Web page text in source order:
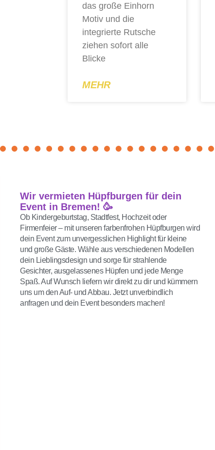
das große Einhorn
Motiv und die
integrierte Rutsche
ziehen sofort alle
Blicke
MEHR
Wir vermieten Hüpfburgen für dein
Event in Bremen! 🥳
Ob Kindergeburtstag, Stadtfest, Hochzeit oder
Firmenfeier – mit unseren farbenfrohen Hüpfburgen wird
dein Event zum unvergesslichen Highlight für kleine
und große Gäste. Wähle aus verschiedenen Modellen
dein Lieblingsdesign und sorge für strahlende
Gesichter, ausgelassenes Hüpfen und jede Menge
Spaß. Auf Wunsch liefern wir direkt zu dir und kümmern
uns um den Auf- und Abbau. Jetzt unverbindlich
anfragen und dein Event besonders machen!